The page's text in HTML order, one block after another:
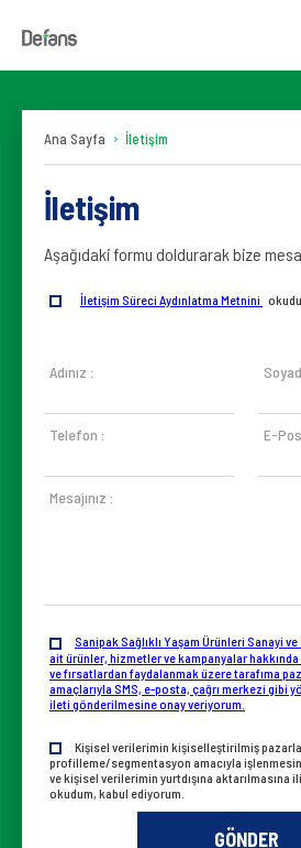
Ana Sayfa İletişim
İletişim
Aşağıdaki formu doldurarak bize
İletişim Süreci Aydınlatma Metnini
Adınız :
Telefon : E-
Mesajınız :
Sanipak Sağlıklı Yaşam Ürünleri Sanayi
ait ürünler, hizmetler ve kampanyalar
ve fırsatlardan faydalanmak üzere tarafıma
amaçlarıyla SMS, e-posta, çağrı merkezi gibi
ileti gönderilmesine onay veriyorum.
Kişisel verilerimin kişiselleştirilmiş
profilleme/segmentasyon amacıyla
ve kişisel verilerimin yurtdışına aktarılmasına
okudum, kabul ediyorum.